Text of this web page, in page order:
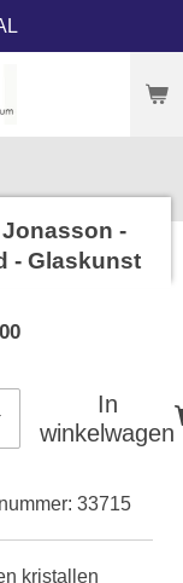
-
- Glaskunst
In
winkelwagen
33715
kristallen